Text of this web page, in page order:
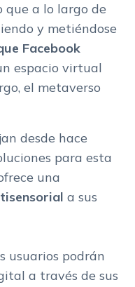
que a lo largo de
y metiéndose
Facebook
espacio virtual
el metaverso
desde hace
para esta
una
a sus
usuarios podrán
a través de sus